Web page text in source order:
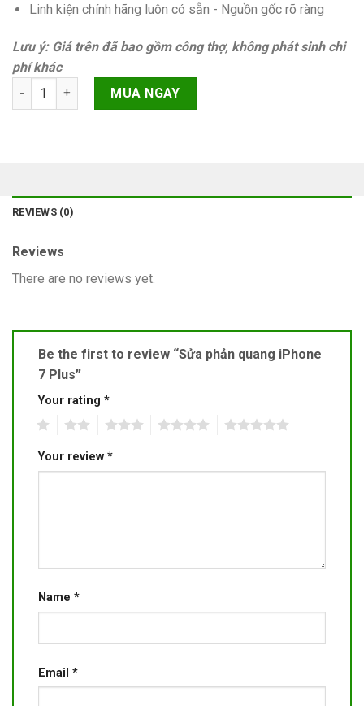
Linh kiện chính hãng luôn có sẵn - Nguồn gốc rõ ràng
Lưu ý: Giá trên đã bao gồm công thợ, không phát sinh chi
phí khác
Sửa phản quang iPhone 7 Plus quantity
MUA NGAY
REVIEWS (0)
Reviews
There are no reviews yet.
Be the first to review “Sửa phản quang iPhone
7 Plus”
Your rating *
Your review *
Name *
Email *